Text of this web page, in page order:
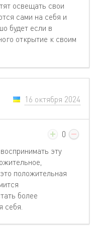
освещать свои
сами на себя и
будет если в
открытие к своим
16 октября 2024
0
эту
положительная
более
себя.